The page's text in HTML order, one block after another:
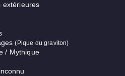
extérieures
(Pique du graviton)
/ Mythique